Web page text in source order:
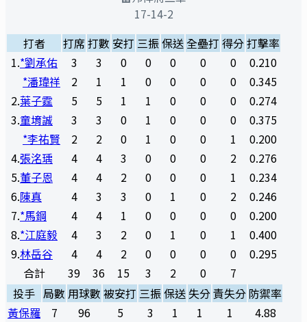
17-14-2
打者
打席打數 安打 三振保送全壘打 得分打擊率
1.*劉承佑 3 3 0 0 0 0 0
0.210
*潘瑋祥
2 1 1 0 0 0 0
0.345
2.葉子霆 5 5 1 1 0 0 0
0.274
3.童堉誠 3 3 0 1 0 0 0
0.375
*李祐賢
2 2 0 1 0 0 1
0.200
4.張洺瑀 4 4 3 0 0 0 2
0.276
5.董子恩 4 4 2 0 0 0 1
0.234
6.陳真 4 3 3 0 1 0 2
0.246
7.*馬鋼 4 4 1 0 0 0 0
0.200
8.*江庭毅 4 3 2 0 1 0 1
0.400
9.林岳谷 4 4 2 0 0 0 0
0.295
合計
39 36 15 3 2 0
7
投手 局數 用球數 被安打 三振保送失分責失分 防禦率
黃保羅
7 96 5 3 1 1 1
4.88